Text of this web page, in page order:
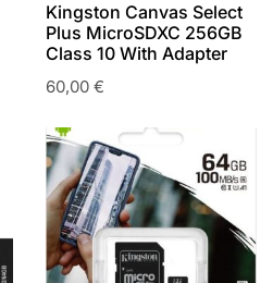
Kingston Canvas Select
Plus MicroSDXC 256GB
Class 10 With Adapter
60,00 €